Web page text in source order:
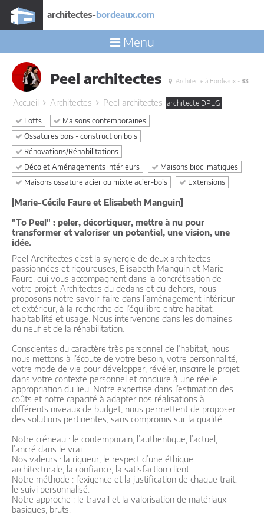
architectes- bordeaux.com
Menu
Peel architectes Architecte à Bordeaux - 33
Accueil Architectes Peel architectes architecte DPLG
Lofts
Maisons contemporaines
Ossatures bois - construction bois
Rénovations/Réhabilitations
Déco et Aménagements intérieurs
Maisons bioclimatiques
Maisons ossature acier ou mixte acier-bois
Extensions
|Marie-Cécile Faure et Elisabeth Manguin]
"To Peel" : peler, décortiquer, mettre à nu pour
transformer et valoriser un potentiel, une vision, une
idée.
Peel Architectes c’est la synergie de deux architectes
passionnées et rigoureuses, Elisabeth Manguin et Marie
Faure, qui vous accompagnent dans la concrétisation de
votre projet. Architectes du dedans et du dehors, nous
proposons notre savoir-faire dans l’aménagement intérieur
et extérieur, à la recherche de l’équilibre entre habitat,
habitabilité et usage. Nous intervenons dans les domaines
du neuf et de la réhabilitation.
Conscientes du caractère très personnel de l’habitat, nous
nous mettons à l’écoute de votre besoin, votre personnalité,
votre mode de vie pour développer, révéler, inscrire le projet
dans votre contexte personnel et conduire à une réelle
appropriation du lieu. Notre expertise dans l’estimation des
coûts et notre capacité à adapter nos réalisations à
différents niveaux de budget, nous permettent de proposer
des solutions pertinentes, sans compromis sur la qualité.
Notre créneau : le contemporain, l’authentique, l’actuel,
l’ancré dans le vrai.
Nos valeurs : la rigueur, le respect d’une éthique
architecturale, la confiance, la satisfaction client.
Notre méthode : l’exigence et la justification de chaque trait,
le suivi personnalisé.
Notre approche : le travail et la valorisation de matériaux
basiques, bruts.